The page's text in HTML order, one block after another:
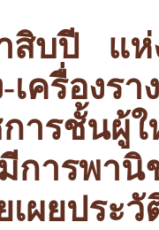
าสิบปี แ
-เครื่อง
การชั้นผู้
รพานิ
เผยปร